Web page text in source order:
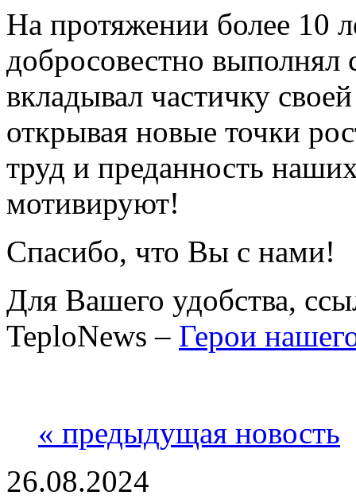
На протяжении более 10
добросовестно выполнял
вкладывал частичку
открывая новые точки
труд и преданность
мотивируют!
Спасибо, что Вы с нами!
Для Вашего удобства,
TeplоNews – Герои
« предыдущая новость
26.08.2024